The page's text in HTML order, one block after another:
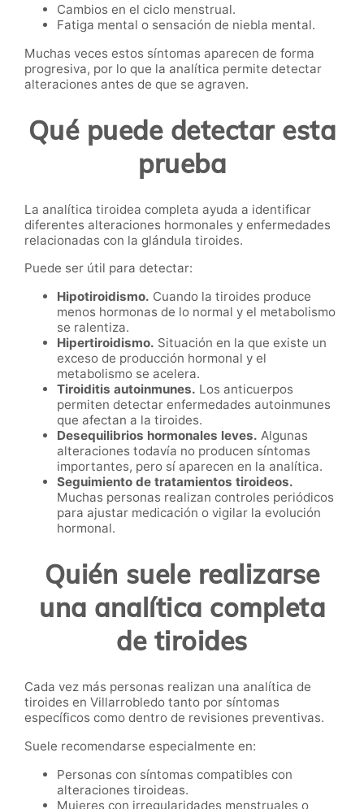
Cambios en el ciclo menstrual.
Fatiga mental o sensación de niebla mental.
Muchas veces estos síntomas aparecen de forma
progresiva, por lo que la analítica permite detectar
alteraciones antes de que se agraven.
Qué puede detectar esta
prueba
La analítica tiroidea completa ayuda a identificar
diferentes alteraciones hormonales y enfermedades
relacionadas con la glándula tiroides.
Puede ser útil para detectar:
Hipotiroidismo. Cuando la tiroides produce
menos hormonas de lo normal y el metabolismo
se ralentiza.
Hipertiroidismo. Situación en la que existe un
exceso de producción hormonal y el
metabolismo se acelera.
Tiroiditis autoinmunes. Los anticuerpos
permiten detectar enfermedades autoinmunes
que afectan a la tiroides.
Desequilibrios hormonales leves. Algunas
alteraciones todavía no producen síntomas
importantes, pero sí aparecen en la analítica.
Seguimiento de tratamientos tiroideos.
Muchas personas realizan controles periódicos
para ajustar medicación o vigilar la evolución
hormonal.
Quién suele realizarse
una analítica completa
de tiroides
Cada vez más personas realizan una analítica de
tiroides en Villarrobledo tanto por síntomas
específicos como dentro de revisiones preventivas.
Suele recomendarse especialmente en:
Personas con síntomas compatibles con
alteraciones tiroideas.
Mujeres con irregularidades menstruales o